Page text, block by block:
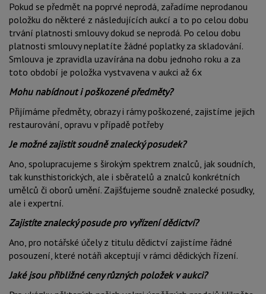
Pokud se předmět na poprvé neprodá, zařadíme neprodanou
položku do některé z následujících aukcí a to po celou dobu
trvání platnosti smlouvy dokud se neprodá. Po celou dobu
platnosti smlouvy neplatíte žádné poplatky za skladování.
Smlouva je zpravidla uzavírána na dobu jednoho roku a za
toto období je položka vystvavena v aukci až 6x
Mohu nabídnout i poškozené předměty?
Přijímáme předměty, obrazy i rámy poškozené, zajistíme jejich
restaurování, opravu v případě potřeby
Je možné zajistit soudně znalecký posudek?
Ano, spolupracujeme s širokým spektrem znalců, jak soudních,
tak kunsthistorických, ale i sběratelů a znalců konkrétních
umělců či oborů umění. Zajišťujeme soudně znalecké posudky,
ale i expertní.
Zajistíte znalecký posude pro vyřízení dědictví?
Ano, pro notářské účely z titulu dědictví zajistíme řádné
posouzení, které notáři akceptují v rámci dědických řízení.
Jaké jsou přibližné ceny různých položek v aukci?